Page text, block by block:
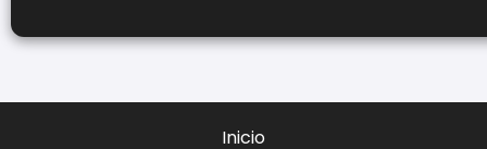
Inicio